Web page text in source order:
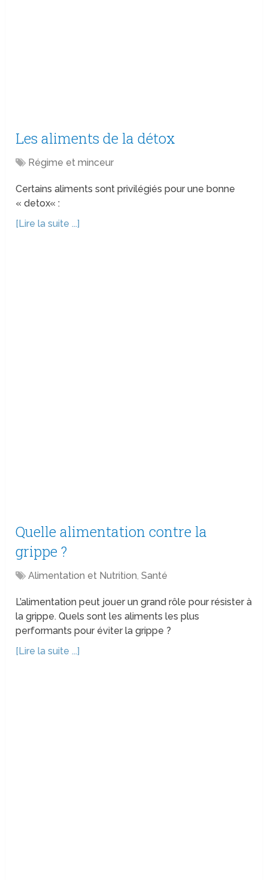
Les aliments de la détox
Régime et minceur
Certains aliments sont privilégiés pour une bonne
« detox« :
[Lire la suite ...]
Quelle alimentation contre la
grippe ?
Alimentation et Nutrition,Santé
L’alimentation peut jouer un grand rôle pour résister à
la grippe. Quels sont les aliments les plus
performants pour éviter la grippe ?
[Lire la suite ...]